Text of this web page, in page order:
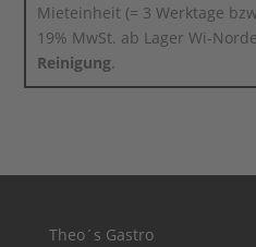
Mieteinheit (= 3 Werktage
19% MwSt. ab Lager Wi-
Reinigung.
Theo´s Gastro